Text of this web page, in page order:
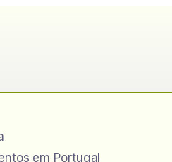
em Portugal